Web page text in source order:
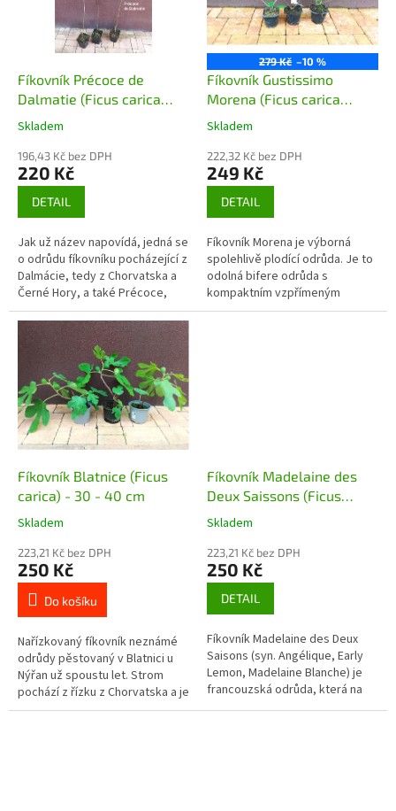
Fíkovník Précoce de
Dalmatie (Ficus carica
Précoce de Dalmatie)
Skladem
196,43 Kč bez DPH
220 Kč
DETAIL
Jak už název napovídá, jedná se
o odrůdu fíkovníku pocházející z
Dalmácie, tedy z Chorvatska a
Černé Hory, a také Précoce,
tedy ranou. Précoce de
Dalmatie je klasický fík...
279 Kč –10 %
Fíkovník Gustissimo
Morena (Ficus carica
Gustissimo Morena)
Skladem
222,32 Kč bez DPH
249 Kč
DETAIL
Fíkovník Morena je výborná
spolehlivě plodící odrůda. Je to
odolná bifere odrůda s
kompaktním vzpřímeným
růstem do velikosti 2,5 - 3
Fíkovník Blatnice (Ficus
carica) - 30 - 40 cm
Skladem
223,21 Kč bez DPH
250 Kč
Do košíku
Nařízkovaný fíkovník neznámé
odrůdy pěstovaný v Blatnici u
Nýřan už spoustu let. Strom
pochází z řízku z Chorvatska a je
velmi dobře plodný.
Fíkovník Madelaine des
Deux Saissons (Ficus
carica Madelaine des
Skladem
223,21 Kč bez DPH
250 Kč
DETAIL
Fíkovník Madelaine des Deux
Saisons (syn. Angélique, Early
Lemon, Madelaine Blanche) je
francouzská odrůda, která na
vhodném stanovišti dorůstá do